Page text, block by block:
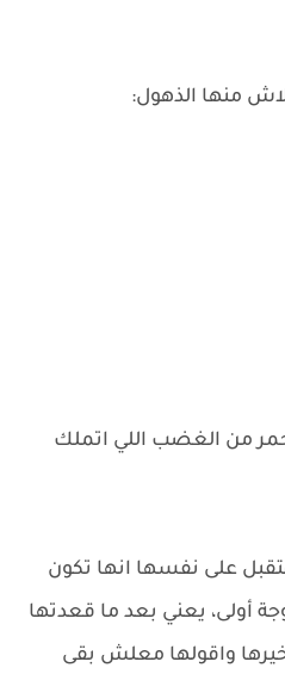
منها الذهول:
من الغضب اللي اتملك
على نفسها انها تكون
أولى، يعني بعد ما قعدتها
اخيرها واقولها معلش بقى